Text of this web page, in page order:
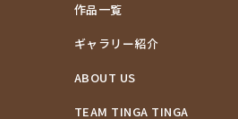
作品一覧
ギャラリー紹介
ABOUT US
TEAM TINGA TINGA